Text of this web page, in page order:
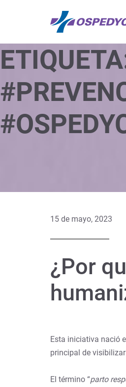
15 de mayo, 2023
¿Por
Esta iniciativa nació
principal de
El término “parto